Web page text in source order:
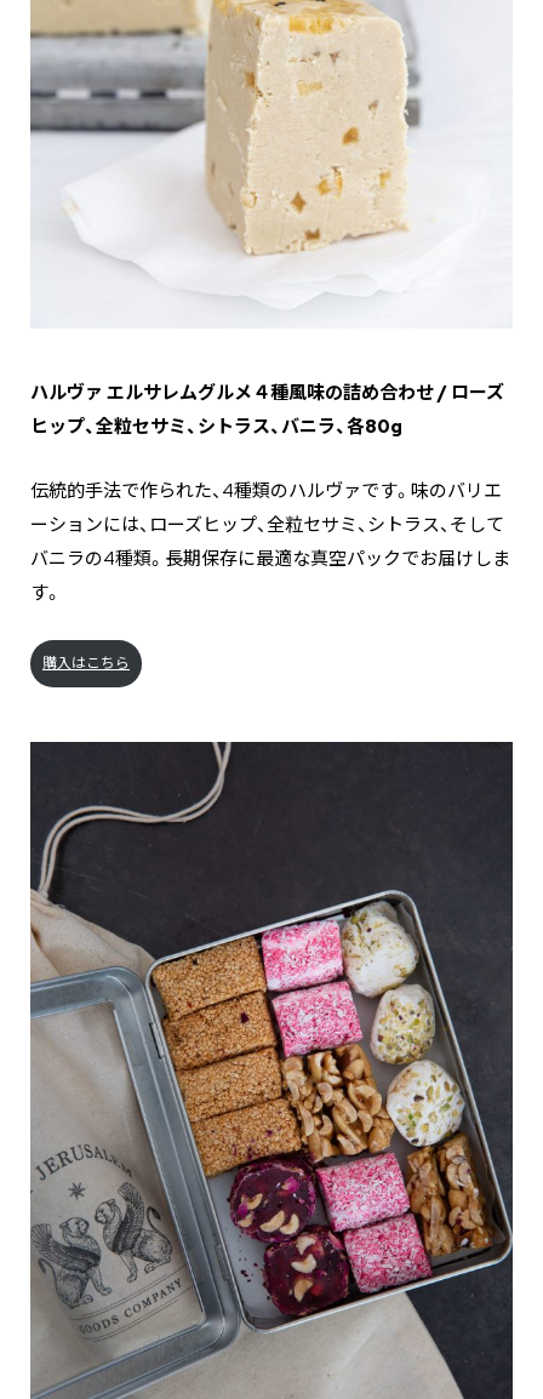
ハルヴァ エルサレムグルメ４種風味の詰め合わせ / ローズ
ヒップ、全粒セサミ、シトラス、バニラ、各80g
伝統的手法で作られた、4種類のハルヴァです。味のバリエ
ーションには、ローズヒップ、全粒セサミ、シトラス、そして
バニラの4種類。長期保存に最適な真空パックでお届けしま
す。
購入はこちら